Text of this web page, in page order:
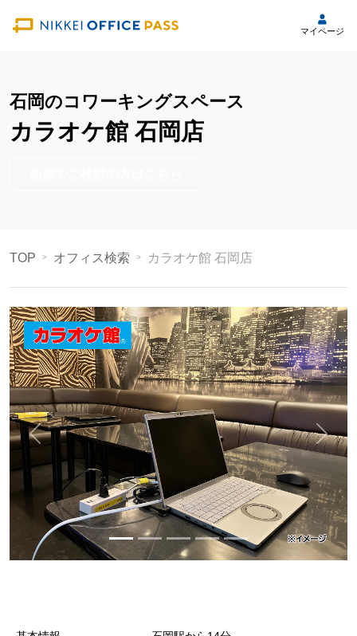
マイページ
石岡のコワーキングスペース
カラオケ館 石岡店
TOP オフィス検索 カラオケ館 石岡店